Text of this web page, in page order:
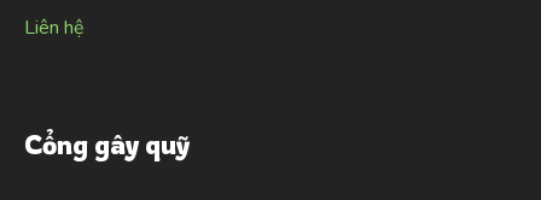
Liên hệ
Cổng gây quỹ